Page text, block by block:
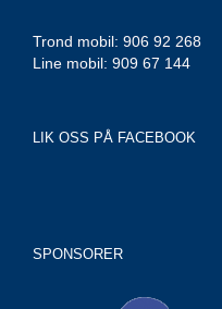
Trond mobil: 906 92 268
Line mobil: 909 67 144
LIK OSS PÅ FACEBOOK
SPONSORER